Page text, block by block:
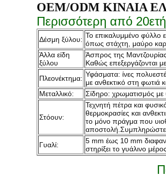
OEM/ODM ΚΙΝΑΙΑ
Περισσότερη από
Δέσμη ξύλου: Το επικαλυμμένο φύλλο
όπως στάχτη, μαύρο
Άλλα είδη
ξύλου
Άσπρος της
Καθώς επεξεργάζονται
Πλεονέκτημα: Υφάσματα: ίνες
με ανθεκτικό στη φωτιά
Μεταλλικό:
Σίδηρο: χρωματισμός
Στόουν:
Τεχνητή πέτρα και
θερμοκρασίες και
το μόνο πράγμα που
αποστολή.Συμπληρώστε
Γυαλί:
5 mm έως 10 mm
στηρίξει το γυάλινο μέρος.